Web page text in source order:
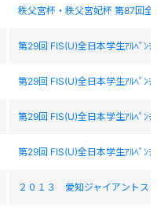
秩父宮杯・秩父宮妃杯 第87回全
第29回 FIS(U)全日本学生ｱﾙﾍﾟﾝﾁ
第29回 FIS(U)全日本学生ｱﾙﾍﾟﾝﾁ
第29回 FIS(U)全日本学生ｱﾙﾍﾟﾝﾁ
第29回 FIS(U)全日本学生ｱﾙﾍﾟﾝﾁ
２０１３ 愛知ジャイアントス